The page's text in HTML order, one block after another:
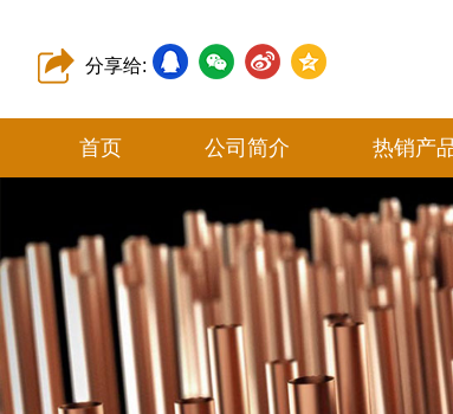
分享给:
首页 公司简介 热销产